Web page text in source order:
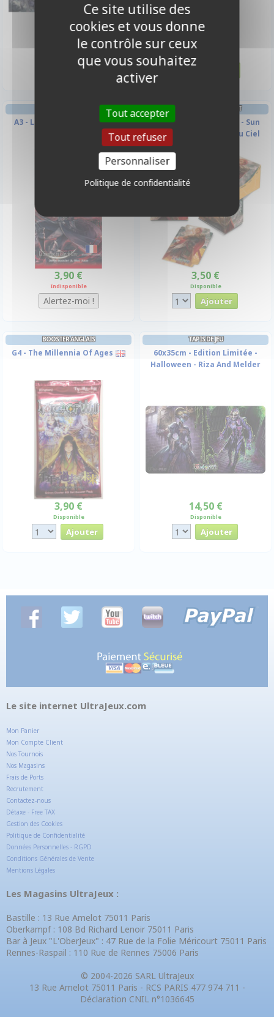
20,00 € 3,50 €
A3 - La Sauveuse Du Clair De
3,90 €
Indisponible
DECK BOX ET RANGEMENT
Deck Box Force Of Will - Sun
Wukong, Grand Sage du Ciel
3,50 €
Disponible
BOOSTER ANGLAIS
G4 - The Millennia Of Ages
3,90 €
Disponible
TAPIS DE JEU
60x35cm - Edition Limitée -
Halloween - Riza And Melder
14,50 €
Disponible
Le site internet UltraJeux.com
Mon Panier
Mon Compte Client
Nos Tournois
Nos Magasins
Frais de Ports
Recrutement
Contactez-nous
Détaxe - Free TAX
Gestion des Cookies
Politique de Confidentialité
Données Personnelles - RGPD
Conditions Générales de Vente
Mentions Légales
Les Magasins UltraJeux :
Bastille : 13 Rue Amelot 75011 Paris
Oberkampf : 108 Bd Richard Lenoir 75011 Paris
Bar à Jeux "L'OberJeux" : 47 Rue de la Folie Méricourt 75011 Paris
Rennes-Raspail : 110 Rue de Rennes 75006 Paris
© 2004-2026 SARL UltraJeux
13 Rue Amelot 75011 Paris - RCS PARIS 477 974 711 -
Déclaration CNIL n°1036645
Ce site utilise des
cookies et vous donne
le contrôle sur ceux
que vous souhaitez
activer
Tout accepter
Tout refuser
Personnaliser
Politique de confidentialité